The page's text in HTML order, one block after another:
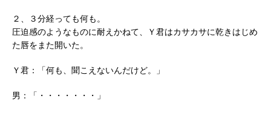
２、３分経っても何も。
圧迫感のようなものに耐えかねて、Ｙ君はカサカサに乾きはじめ
た唇をまた開いた。
Ｙ君：「何も、聞こえないんだけど。」
男：「・・・・・・・」